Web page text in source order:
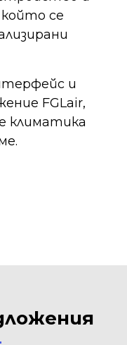
се
и
FGLair,
климатика